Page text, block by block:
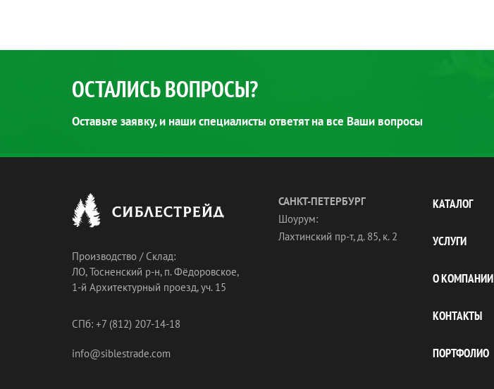
ОСТАЛИСЬ ВОПРОСЫ?
Оставьте заявку, и наши специалисты ответят на все Ваши вопросы
Производство / Склад:
ЛО, Тосненский р-н, п. Фёдоровское,
1-й Архитектурный проезд, уч. 15
СПб: +7 (812) 207-14-18
info@siblestrade.com
САНКТ-ПЕТЕРБУРГ
Шоурум:
Лахтинский пр-т, д. 85, к. 2
КАТАЛОГ
УСЛУГИ
О КОМПАНИИ
КОНТАКТЫ
ПОРТФОЛИО